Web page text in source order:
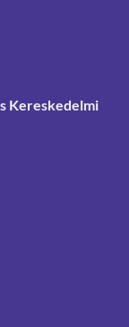
Kereskedelmi